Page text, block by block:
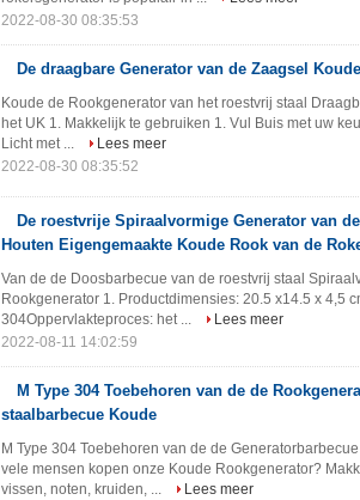
2022-08-30 08:35:53
De draagbare Generator van de Zaagsel
Koude de Rookgenerator van het roestvrij staal
het UK 1. Makkelijk te gebruiken 1. Vul Buis met uw
Licht met ...
Lees meer
2022-08-30 08:35:52
De roestvrije Spiraalvormige Generator van
Houten Eigengemaakte Koude Rook van de
Van de de Doosbarbecue van de roestvrij staal
Rookgenerator 1. Productdimensies: 20.5 x14.5 x 4,5
304Oppervlakteproces: het ...
Lees meer
2022-08-11 14:02:59
M Type 304 Toebehoren van de de
staalbarbecue Koude
M Type 304 Toebehoren van de de
vele mensen kopen onze Koude Rookgenerator?
vissen, noten, kruiden, ...
Lees meer